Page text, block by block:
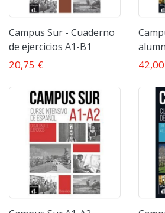
Campus Sur - Cuaderno
de ejercicios A1-B1
20,75 €